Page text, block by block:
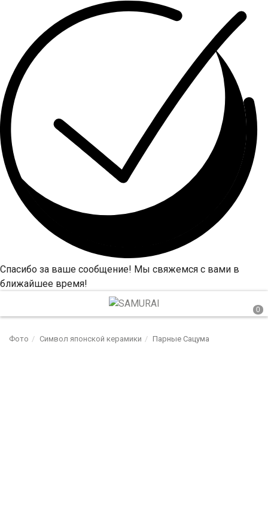
Спасибо за ваше сообщение! Мы свяжемся с вами в
ближайшее время!
Фото Символ японской керамики Парные Сацума